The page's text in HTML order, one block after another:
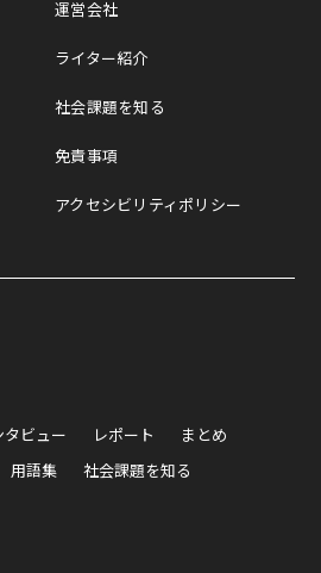
運営会社
ライター紹介
社会課題を知る
免責事項
アクセシビリティポリシー
タビュー レポート
まとめ
用語集 社会課題を知る